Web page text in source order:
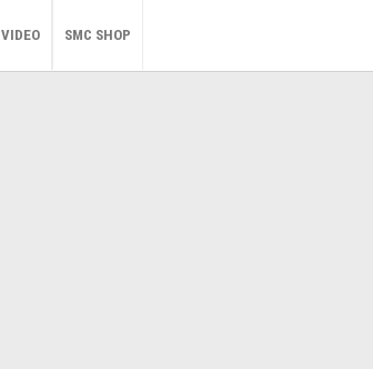
VIDEO SMC SHOP